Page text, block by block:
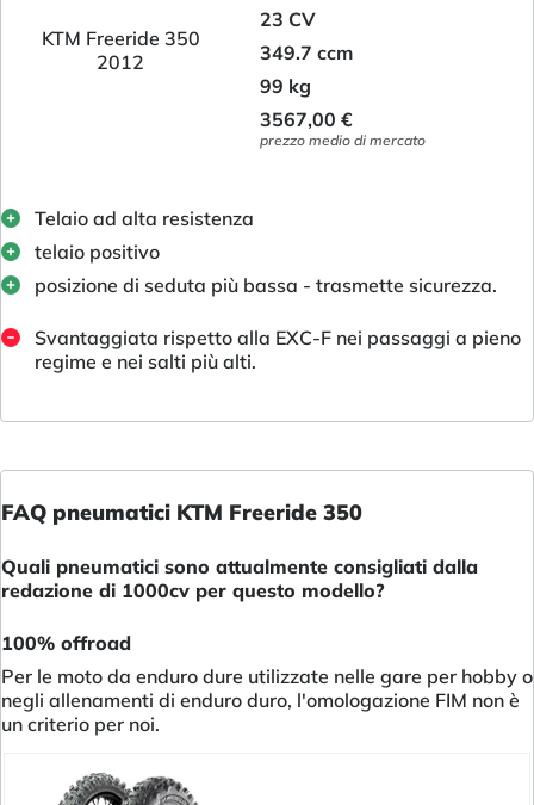
KTM Freeride 350
2012
23 CV
349.7 ccm
99 kg
3567,00 €
prezzo medio di mercato
Telaio ad alta resistenza
telaio positivo
posizione di seduta più bassa - trasmette sicurezza.
Svantaggiata rispetto alla EXC-F nei passaggi a pieno
regime e nei salti più alti.
FAQ pneumatici KTM Freeride 350
Quali pneumatici sono attualmente consigliati dalla
redazione di 1000cv per questo modello?
100% offroad
Per le moto da enduro dure utilizzate nelle gare per hobby o
negli allenamenti di enduro duro, l'omologazione FIM non è
un criterio per noi.